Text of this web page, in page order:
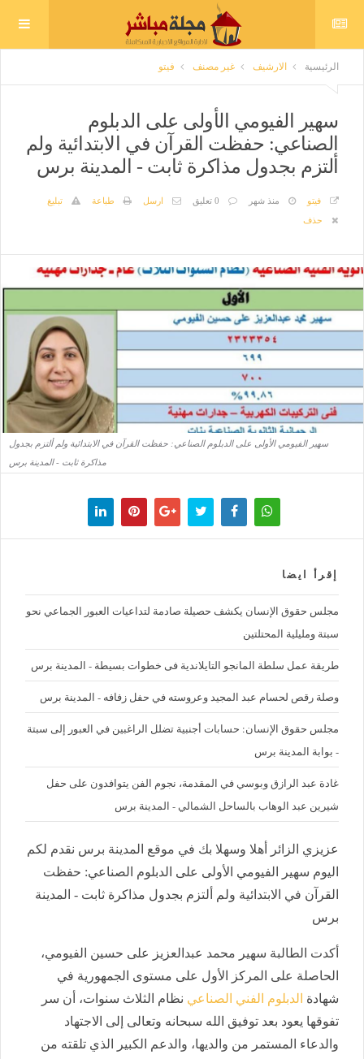
الرئيسية الارشيف غير مصنف فيتو
سهير الفيومي الأولى على الدبلوم
الصناعي: حفظت القرآن في الابتدائية ولم
ألتزم بجدول مذاكرة ثابت - المدينة برس
فيتو منذ شهر 0 تعليق ارسل طباعة
تبليغ
حذف
سهير الفيومي الأولى على الدبلوم الصناعي: حفظت القرآن في الابتدائية ولم ألتزم بجدول
مذاكرة ثابت - المدينة برس
إقرأ ايضا
مجلس حقوق الإنسان يكشف حصيلة صادمة لتداعيات العبور الجماعي نحو
سبتة ومليلية المحتلتين
طريقة عمل سلطة المانجو التايلاندية فى خطوات بسيطة - المدينة برس
وصلة رقص لحسام عبد المجيد وعروسته في حفل زفافه - المدينة برس
مجلس حقوق الإنسان: حسابات أجنبية تضلل الراغبين في العبور إلى سبتة
- بوابة المدينة برس
غادة عبد الرازق وبوسي في المقدمة، نجوم الفن يتوافدون على حفل
شيرين عبد الوهاب بالساحل الشمالي - المدينة برس
عزيزي الزائر أهلا وسهلا بك في موقع المدينة برس نقدم لكم
اليوم سهير الفيومي الأولى على الدبلوم الصناعي: حفظت
القرآن في الابتدائية ولم ألتزم بجدول مذاكرة ثابت - المدينة
برس
أكدت الطالبة سهير محمد عبدالعزيز على حسين الفيومي،
الحاصلة على المركز الأول على مستوى الجمهورية في
شهادة الدبلوم الفني الصناعي نظام الثلاث سنوات، أن سر
تفوقها يعود بعد توفيق الله سبحانه وتعالى إلى الاجتهاد
والدعاء المستمر من والديها، والدعم الكبير الذي تلقته من